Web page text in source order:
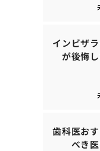
インビザ
が後悔
歯科医お
べき